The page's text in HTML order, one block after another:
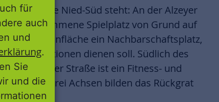
Nied-Süd steht: An der Alzeyer
gekommene Spielplatz von Grund auf
der Grünfläche ein Nachbarschaftsplatz,
Generationen dienen soll. Südlich des
Dürkheimer Straße ist ein Fitness- und
Diese drei Achsen bilden das Rückgrat
für
auch
und
.
Sie
und die